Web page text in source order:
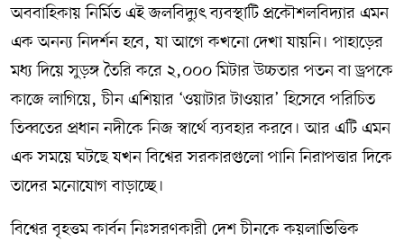
অববাহিকায় নির্মিত এই জলবিদ্যুৎ ব্যবস্থাটি প্রকৌশলবিদ্যার এমন
এক অনন্য নিদর্শন হবে, যা আগে কখনো দেখা যায়নি। পাহাড়ের
মধ্য দিয়ে সুড়ঙ্গ তৈরি করে ২,০০০ মিটার উচ্চতার পতন বা ড্রপকে
কাজে লাগিয়ে, চীন এশিয়ার ‘ওয়াটার টাওয়ার’ হিসেবে পরিচিত
তিব্বতের প্রধান নদীকে নিজ স্বার্থে ব্যবহার করবে। আর এটি এমন
এক সময়ে ঘটছে যখন বিশ্বের সরকারগুলো পানি নিরাপত্তার দিকে
তাদের মনোযোগ বাড়াচ্ছে।
বিশ্বের বৃহত্তম কার্বন নিঃসরণকারী দেশ চীনকে কয়লাভিত্তিক